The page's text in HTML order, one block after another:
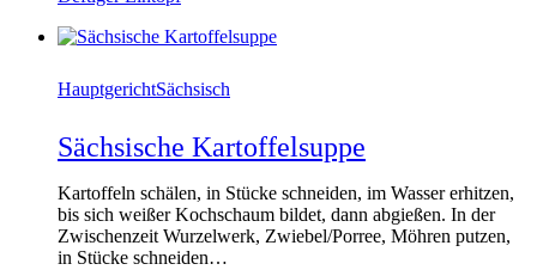
HauptgerichtSächsisch
Sächsische Kartoffelsuppe
Kartoffeln schälen, in Stücke schneiden, im Wasser erhitzen,
bis sich weißer Kochschaum bildet, dann abgießen. In der
Zwischenzeit Wurzelwerk, Zwiebel/Porree, Möhren putzen,
in Stücke schneiden…